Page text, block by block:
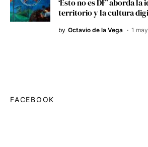
‘Esto no es DF’ aborda
territorio y la cultura
by Octavio de la Vega 1
FACEBOOK